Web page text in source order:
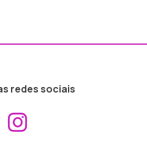
redes sociais
Aceder ao